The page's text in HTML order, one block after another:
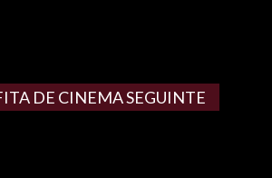
DE CINEMA SEGUINTE